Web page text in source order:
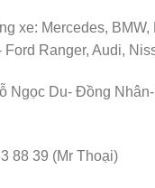
xe: Mercedes, BMW,
Ford Ranger, Audi,
Ngọc Du- Đồng
88 39 (Mr Thoại)